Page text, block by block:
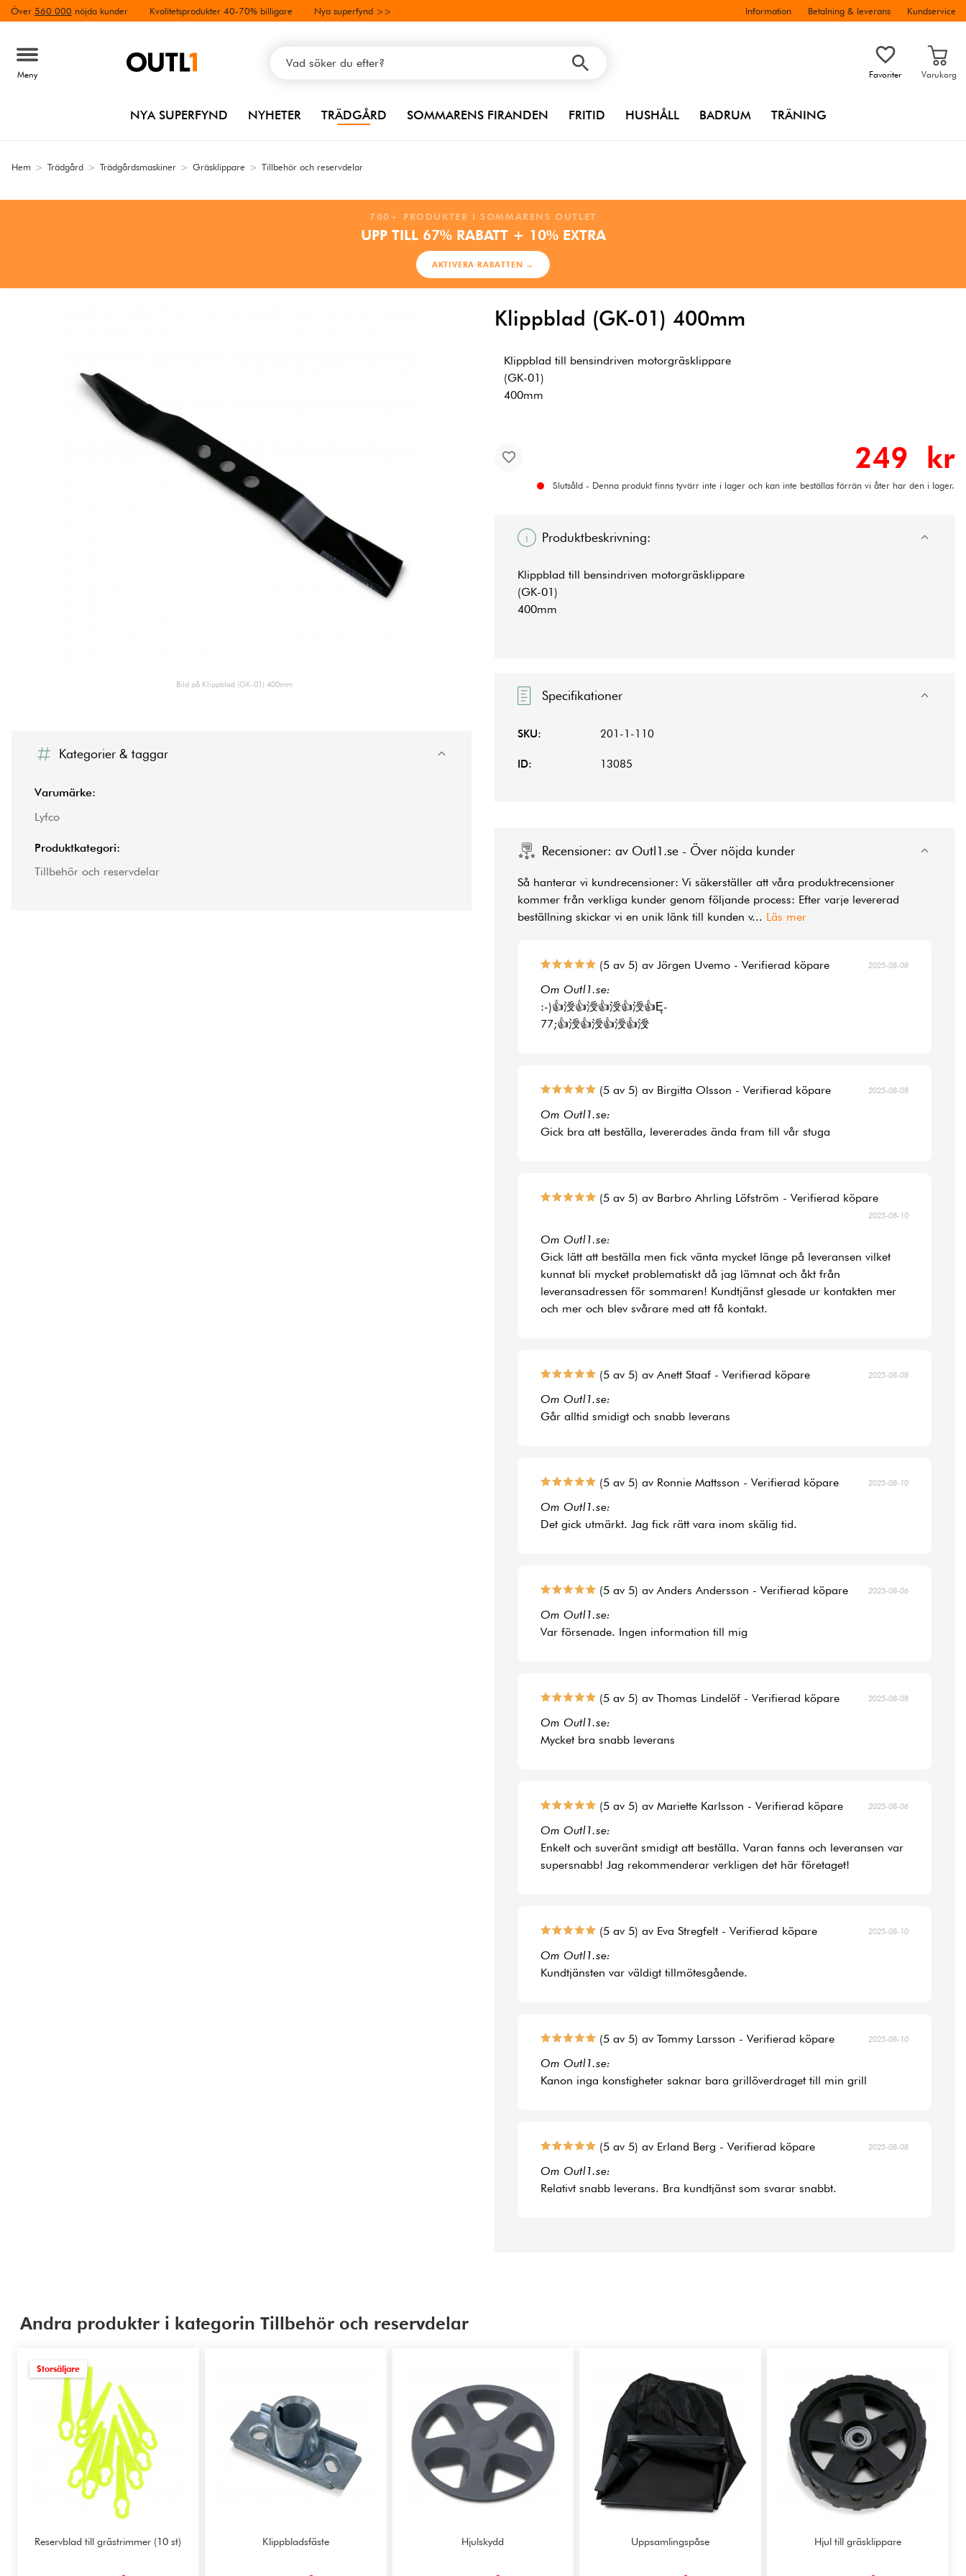
Över 560 000 nöjda kunder Kvalitetsprodukter 40-70% billigare Nya superfynd >> Information Betalning & leverans Kundservice
Meny Favoriter Varukorg
NYA SUPERFYND NYHETER TRÄDGÅRD SOMMARENS FIRANDEN FRITID HUSHÅLL BADRUM TRÄNING
Hem > Trädgård > Trädgårdsmaskiner > Gräsklippare > Tillbehör och reservdelar
700+ PRODUKTER I SOMMARENS OUTLET
UPP TILL 67% RABATT + 10% EXTRA
AKTIVERA RABATTEN →
Klippblad (GK-01) 400mm
Bild på Klippblad (GK-01) 400mm
Klippblad till bensindriven motorgräsklippare
(GK-01)
400mm
249 kr
Slutsåld - Denna produkt finns tyvärr inte i lager och kan inte beställas förrän vi åter har den i lager.
Produktbeskrivning:
Klippblad till bensindriven motorgräsklippare
(GK-01)
400mm
Specifikationer
SKU: 201-1-110
ID: 13085
Kategorier & taggar
Varumärke:
Lyfco
Produktkategori:
Tillbehör och reservdelar
Recensioner: av Outl1.se - Över nöjda kunder
Så hanterar vi kundrecensioner: Vi säkerställer att våra produktrecensioner
kommer från verkliga kunder genom följande process: Efter varje levererad
beställning skickar vi en unik länk till kunden v... Läs mer
(5 av 5) av Jörgen Uvemo - Verifierad köpare 2025-08-08
Om Outl1.se:
:-)👍涭👍涭👍涭👍涭👍Ę-
77;👍涭👍涭👍涭👍涭
(5 av 5) av Birgitta Olsson - Verifierad köpare 2025-08-08
Om Outl1.se:
Gick bra att beställa, levererades ända fram till vår stuga
(5 av 5) av Barbro Ahrling Löfström - Verifierad köpare
2025-08-10
Om Outl1.se:
Gick lätt att beställa men fick vänta mycket länge på leveransen vilket
kunnat bli mycket problematiskt då jag lämnat och åkt från
leveransadressen för sommaren! Kundtjänst glesade ur kontakten mer
och mer och blev svårare med att få kontakt.
(5 av 5) av Anett Staaf - Verifierad köpare 2025-08-08
Om Outl1.se:
Går alltid smidigt och snabb leverans
(5 av 5) av Ronnie Mattsson - Verifierad köpare 2025-08-10
Om Outl1.se:
Det gick utmärkt. Jag fick rätt vara inom skälig tid.
(5 av 5) av Anders Andersson - Verifierad köpare 2025-08-06
Om Outl1.se:
Var försenade. Ingen information till mig
(5 av 5) av Thomas Lindelöf - Verifierad köpare 2025-08-08
Om Outl1.se:
Mycket bra snabb leverans
(5 av 5) av Mariette Karlsson - Verifierad köpare 2025-08-06
Om Outl1.se:
Enkelt och suveränt smidigt att beställa. Varan fanns och leveransen var
supersnabb! Jag rekommenderar verkligen det här företaget!
(5 av 5) av Eva Stregfelt - Verifierad köpare 2025-08-10
Om Outl1.se:
Kundtjänsten var väldigt tillmötesgående.
(5 av 5) av Tommy Larsson - Verifierad köpare 2025-08-10
Om Outl1.se:
Kanon inga konstigheter saknar bara grillöverdraget till min grill
(5 av 5) av Erland Berg - Verifierad köpare 2025-08-08
Om Outl1.se:
Relativt snabb leverans. Bra kundtjänst som svarar snabbt.
Andra produkter i kategorin Tillbehör och reservdelar
Storsäljare
Reservblad till grästrimmer (10 st) Klippbladsfäste Hjulskydd Uppsamlingspåse Hjul till gräsklippare